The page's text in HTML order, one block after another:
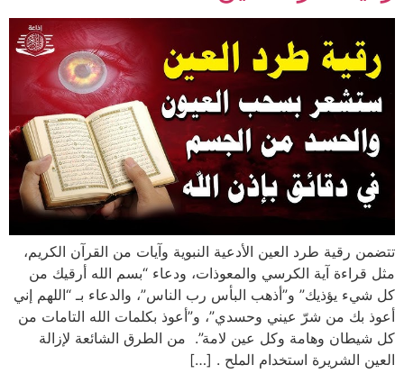
تتضمن رقية طرد العين الأدعية النبوية وآيات من القرآن الكريم،
مثل قراءة آية الكرسي والمعوذات، ودعاء “بسم الله أرقيك من
كل شيء يؤذيك” و”أذهب البأس رب الناس”، والدعاء بـ “اللهم إني
أعوذ بك من شرّ عيني وحسدي”، و”أعوذ بكلمات الله التامات من
كل شيطان وهامة وكل عين لامة”. من الطرق الشائعة لإزالة
العين الشريرة استخدام الملح . […]